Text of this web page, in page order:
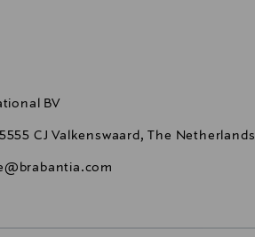
BV
CJ Valkenswaard, The Netherlands